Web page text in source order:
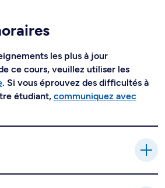
les plus à jour
ce cours, veuillez utiliser les
. Si vous éprouvez des difficultés à
étudiant, communiquez avec